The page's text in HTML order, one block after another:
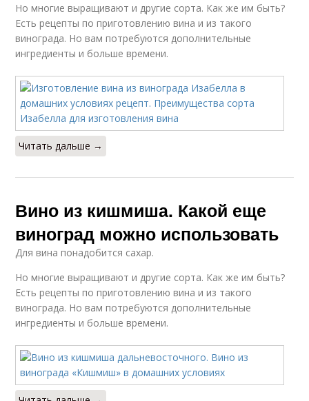
Но многие выращивают и другие сорта. Как же им быть?
Есть рецепты по приготовлению вина и из такого
винограда. Но вам потребуются дополнительные
ингредиенты и больше времени.
Читать дальше →
Вино из кишмиша. Какой еще
виноград можно использовать
Для вина понадобится сахар.
Но многие выращивают и другие сорта. Как же им быть?
Есть рецепты по приготовлению вина и из такого
винограда. Но вам потребуются дополнительные
ингредиенты и больше времени.